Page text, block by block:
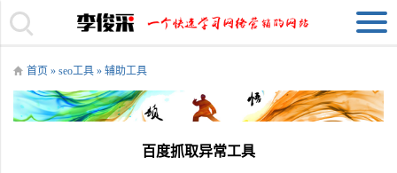
首页 » seo工具 » 辅助工具
百度抓取异常工具